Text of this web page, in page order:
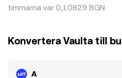
timmarna var 0,10829 BGN.
Konvertera Vaulta till
A